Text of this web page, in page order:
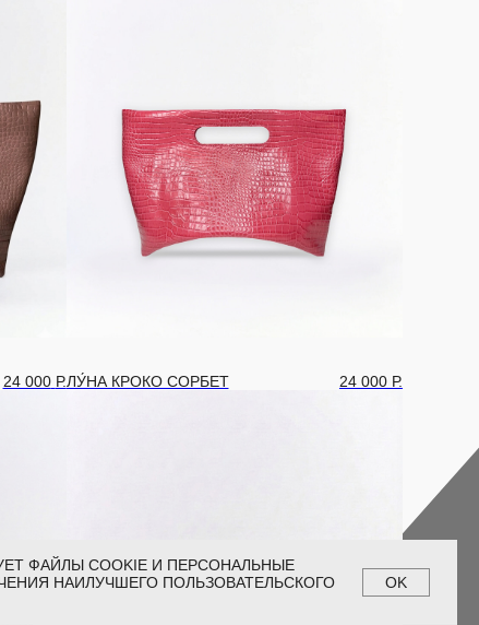
24 000 Р.ЛУ́НА КРОКО СОРБЕТ 24 000 Р.
ФАЙЛЫ COOKIE И ПЕРСОНАЛЬНЫЕ
НАИЛУЧШЕГО ПОЛЬЗОВАТЕЛЬСКОГО
OK